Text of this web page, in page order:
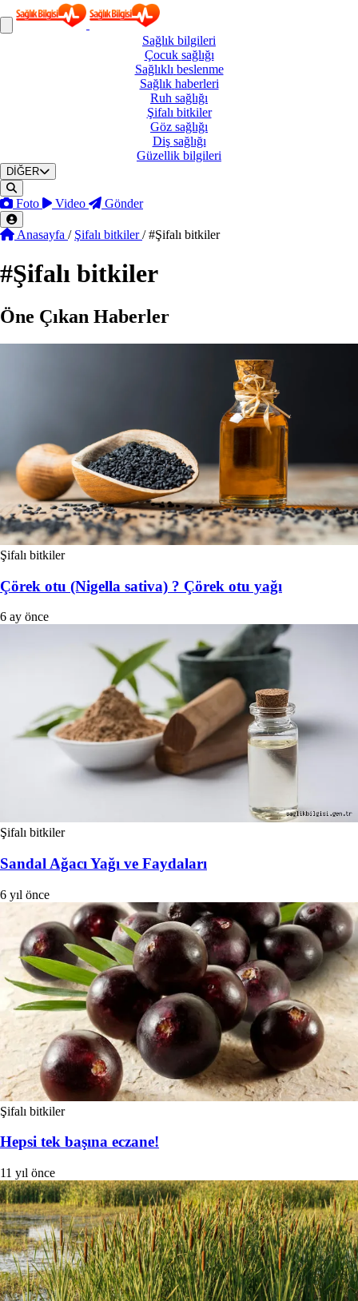
Sağlık bilgileri
Çocuk sağlığı
Sağlıklı beslenme
Sağlık haberleri
Ruh sağlığı
Şifalı bitkiler
Göz sağlığı
Diş sağlığı
Güzellik bilgileri
DİĞER
Foto Video Gönder
Anasayfa / Şifalı bitkiler/ #Şifalı bitkiler
#Şifalı bitkiler
Öne Çıkan Haberler
Şifalı bitkiler
Çörek otu (Nigella sativa) ? Çörek otu yağı
6 ay önce
Şifalı bitkiler
Sandal Ağacı Yağı ve Faydaları
6 yıl önce
Şifalı bitkiler
Hepsi tek başına eczane!
11 yıl önce